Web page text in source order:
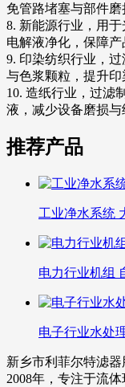
免管路堵塞与部件磨
8. 新能源行业，用
电解液净化，保障产
9. 印染纺织行业，
与色浆颗粒，提升印
10. 造纸行业，过滤
液，减少设备磨损与
推荐产品
工业净水系统
电力行业机组
电子行业水处
新乡市利菲尔特滤
2008年，专注于流